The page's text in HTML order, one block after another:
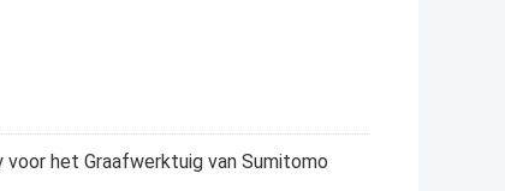
voor het Graafwerktuig van Sumitomo